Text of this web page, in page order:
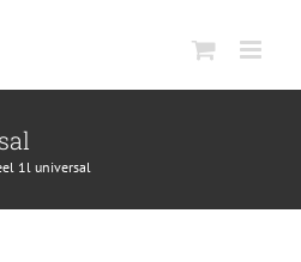
1l universal